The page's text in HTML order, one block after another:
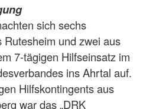
sich sechs
Rutesheim und zwei aus
7-tägigen Hilfseinsatz im
ins Ahrtal auf.
Hilfskontingents aus
war das „DRK